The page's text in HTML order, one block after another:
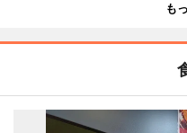
も